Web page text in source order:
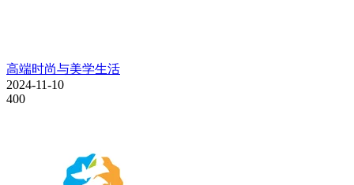
高端时尚与美学生活
2024-11-10
400